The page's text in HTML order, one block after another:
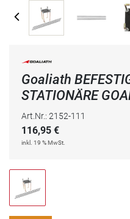
Goaliath
STATIONÄRE
Art.Nr.: 2152-111
116,95 €
inkl. 19 % MwSt.